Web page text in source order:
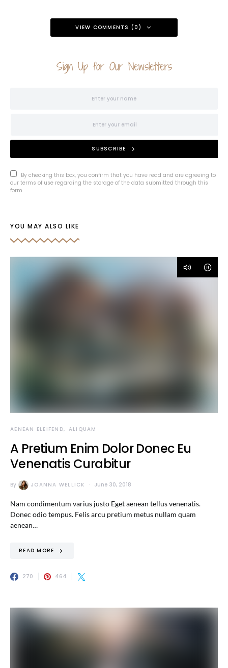
VIEW COMMENTS (0)
Sign Up for Our Newsletters
SUBSCRIBE
By checking this box, you confirm that you have read and are agreeing to
our terms of use regarding the storage of the data submitted through this
form.
YOU MAY ALSO LIKE
AENEAN ELEIFEND ALIQUAM
A Pretium Enim Dolor Donec Eu
Venenatis Curabitur
By JOANNA WELLICK June 30, 2018
Nam condimentum varius justo Eget aenean tellus venenatis.
Donec odio tempus. Felis arcu pretium metus nullam quam
aenean…
READ MORE
270 464